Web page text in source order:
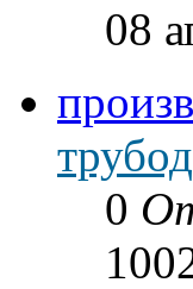
08
0